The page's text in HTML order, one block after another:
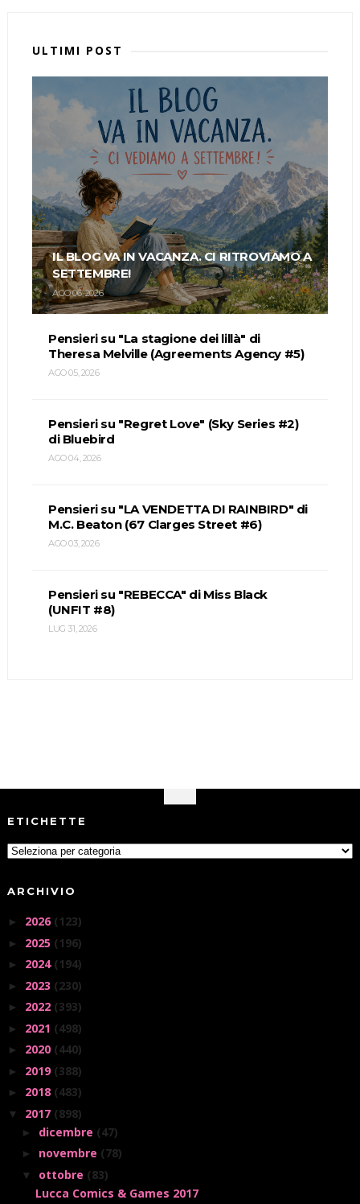
ULTIMI POST
IL BLOG VA IN VACANZA. CI RITROVIAMO A
SETTEMBRE!
AGO 06, 2026
Pensieri su "La stagione dei lillà" di
Theresa Melville (Agreements Agency #5)
AGO 05, 2026
Pensieri su "Regret Love" (Sky Series #2)
di Bluebird
AGO 04, 2026
Pensieri su "LA VENDETTA DI RAINBIRD" di
M.C. Beaton (67 Clarges Street #6)
AGO 03, 2026
Pensieri su "REBECCA" di Miss Black
(UNFIT #8)
LUG 31, 2026
ETICHETTE
ARCHIVIO
► 2026 (123)
► 2025 (196)
► 2024 (194)
► 2023 (230)
► 2022 (393)
► 2021 (498)
► 2020 (440)
► 2019 (388)
► 2018 (483)
▼ 2017 (898)
► dicembre (47)
► novembre (78)
▼ ottobre (83)
Lucca Comics & Games 2017